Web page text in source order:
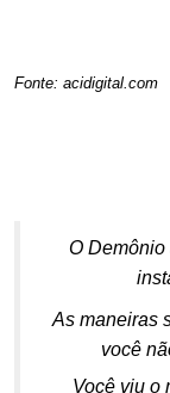
Fonte: acidigital.com
O Demônio
As maneiras
você
Você viu o